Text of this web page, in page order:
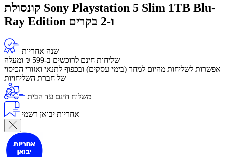
קונסולת Sony Playstation 5 Slim 1TB Blu-
Ray Edition ו-2 בקרים
שנה אחריות
שליחות חינם לרוכשים ב-599 ₪ ומעלה
​אפשרות לשליחות מהיום למחר (בימי עסקים) ובכפוף לתנאי ואזורי הכיסוי
של חברת השליחויות
משלוח חינם עד הבית
אחריות יבואן רשמי